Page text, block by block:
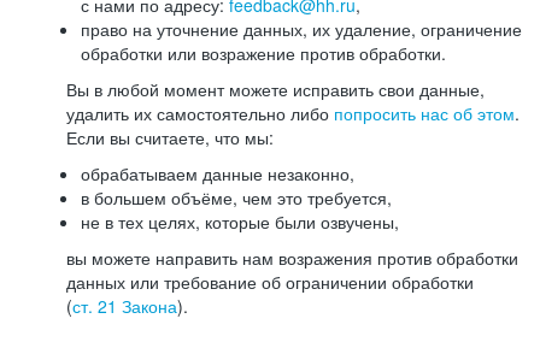
с нами по адресу: feedback@hh.ru,
право на уточнение данных, их удаление, ограничение
обработки или возражение против обработки.
Вы в любой момент можете исправить свои данные,
удалить их самостоятельно либо попросить нас об этом.
Если вы считаете, что мы:
обрабатываем данные незаконно,
в большем объёме, чем это требуется,
не в тех целях, которые были озвучены,
вы можете направить нам возражения против обработки
данных или требование об ограничении обработки
(ст. 21 Закона).